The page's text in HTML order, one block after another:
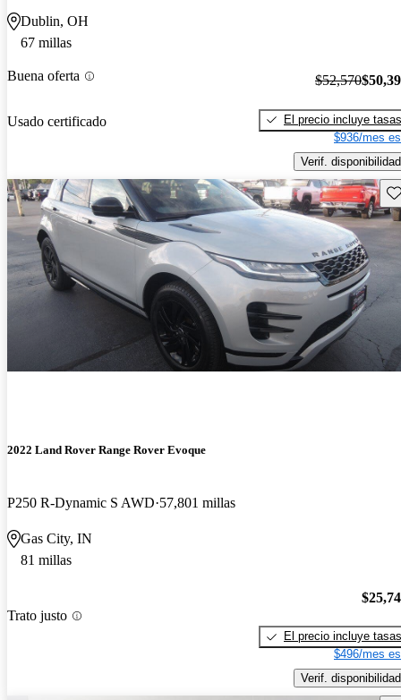
Dublin, OH
67 millas
Buena oferta
Usado certificado
$52,570
El precio incluye tasas
$936/mes
Verif. disponibilidad
2022 Land Rover Range Rover Evoque
P250 R-Dynamic S AWD 57,801 millas
Gas City, IN
81 millas
Trato justo
El precio incluye tasas
$496/mes
Verif. disponibilidad